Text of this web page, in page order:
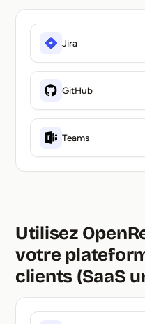
Jira
GitHub
Teams
Utilisez
votre
clients (SaaS